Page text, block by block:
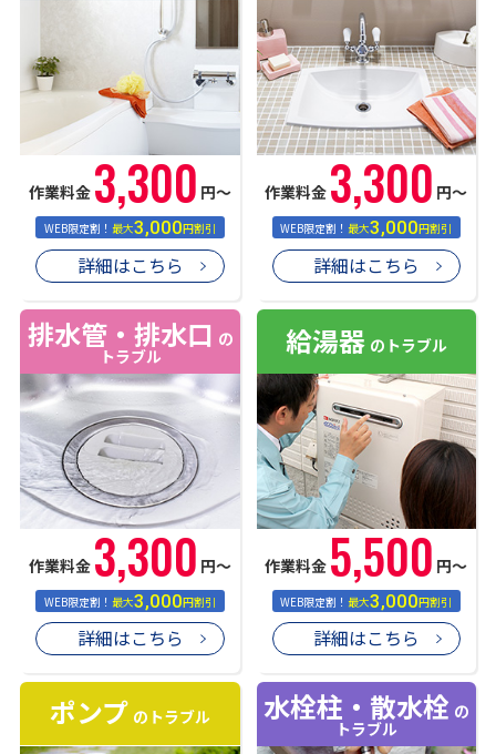
作業料金 3,300 円〜
WEB限定割！最大3,000円割引
詳細はこちら
作業料金 3,300 円〜
WEB限定割！最大3,000円割引
詳細はこちら
排水管・排水口 の
トラブル
作業料金 3,300 円〜
WEB限定割！最大3,000円割引
詳細はこちら
給湯器 のトラブル
作業料金 5,500 円〜
WEB限定割！最大3,000円割引
詳細はこちら
ポンプ のトラブル 水栓柱・散水栓 の
トラブル